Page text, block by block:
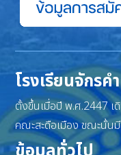
โรงเรียนจักร
ตั้งขึ้นเมื่อปี พ.ศ.2447
คณะสะดือเมือง ขณะนั้น